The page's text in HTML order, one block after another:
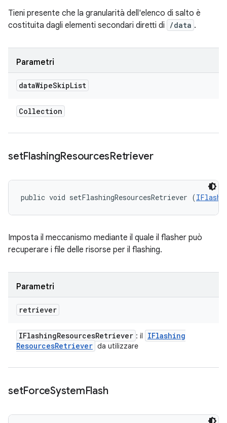
Tieni presente che la granularità dell'elenco di salto è
costituita dagli elementi secondari diretti di
/data .
Parametri
dataWipeSkipList
Collection
setFlashingResourcesRetriever
public void setFlashingResourcesRetriever (
Imposta il meccanismo mediante il quale il flasher può
recuperare i file delle risorse per il flashing.
Parametri
retriever
IFlashingResourcesRetriever : il
IFlashing
ResourcesRetriever da utilizzare
setForceSystemFlash